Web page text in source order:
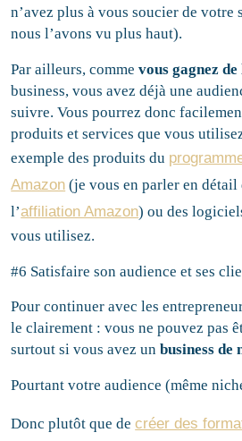
n’avez plus à vous soucier de votre
nous l’avons vu plus haut).
Par ailleurs, commevous gagnez
business, vous avez déjà une
suivre. Vous pourrez donc
produits et services que vous
exemple des produits du
Amazon (je vous en parler en
l’affiliation Amazon) ou des
vous utilisez.
#6 Satisfaire son audience et ses
Pour continuer avec les
le clairement : vous ne pouvez pas
surtout si vous avez unbusiness de
Pourtant votre audience (même
Donc plutôt que decréer des